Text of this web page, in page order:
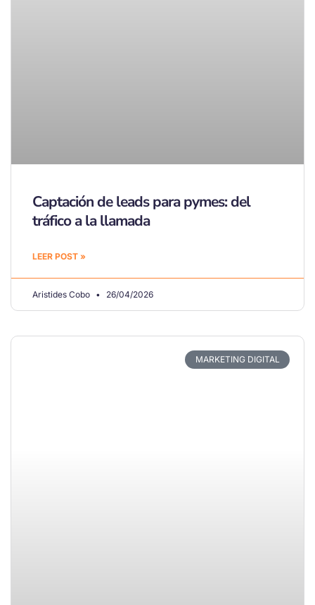
Captación de leads para pymes: del
tráfico a la llamada
LEER POST »
Aristides Cobo 26/04/2026
MARKETING DIGITAL